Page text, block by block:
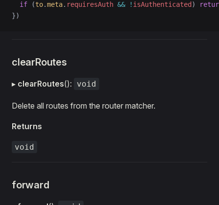
  if
(to.meta. requiresAuth && ! isAuthenticated )
})
clearRoutes
▸ clearRoutes(): void
Delete all routes from the router matcher.
Returns
void
forward